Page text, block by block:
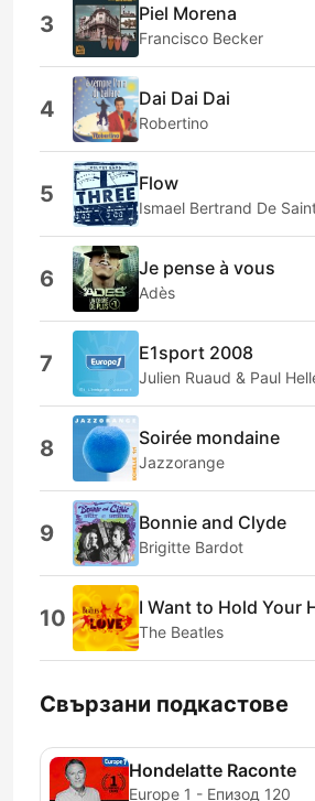
3 Piel Morena
Francisco Becker
4 Dai Dai Dai
Robertino
5 Flow
Ismael Bertrand De
6 Je pense à vous
Adès
7 E1sport 2008
Julien Ruaud & Paul
8 Soirée mondaine
Jazzorange
9 Bonnie and Clyde
Brigitte Bardot
10 I Want to Hold Your
The Beatles
Свързани подкастове
Hondelatte Raconte
Europe 1 - Епизод 120